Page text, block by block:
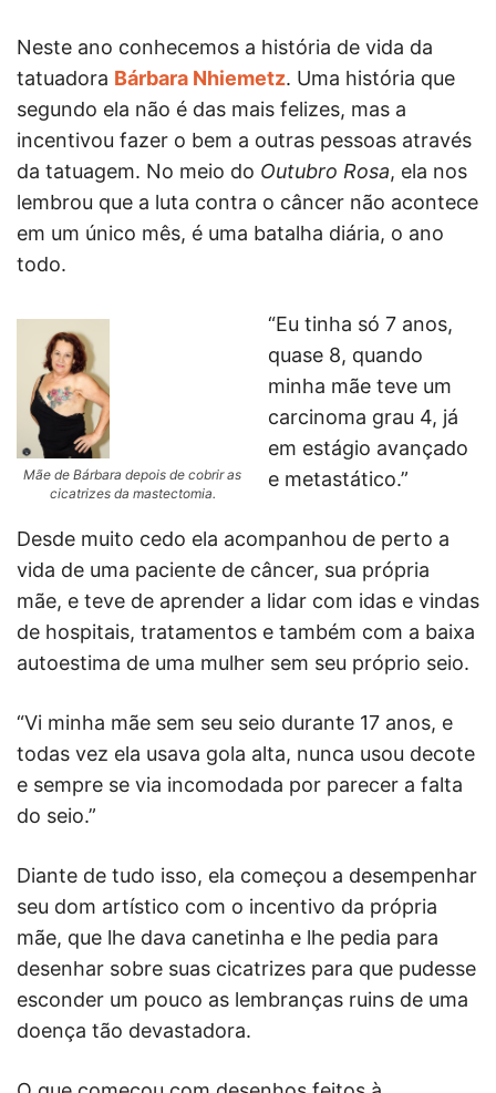
Neste ano conhecemos a história de vida da
tatuadora Bárbara Nhiemetz. Uma história que
segundo ela não é das mais felizes, mas a
incentivou fazer o bem a outras pessoas através
da tatuagem. No meio do Outubro Rosa, ela nos
lembrou que a luta contra o câncer não acontece
em um único mês, é uma batalha diária, o ano
todo.
Mãe de Bárbara depois de cobrir as
cicatrizes da mastectomia.
“Eu tinha só 7 anos,
quase 8, quando
minha mãe teve um
carcinoma grau 4, já
em estágio avançado
e metastático.”
Desde muito cedo ela acompanhou de perto a
vida de uma paciente de câncer, sua própria
mãe, e teve de aprender a lidar com idas e vindas
de hospitais, tratamentos e também com a baixa
autoestima de uma mulher sem seu próprio seio.
“Vi minha mãe sem seu seio durante 17 anos, e
todas vez ela usava gola alta, nunca usou decote
e sempre se via incomodada por parecer a falta
do seio.”
Diante de tudo isso, ela começou a desempenhar
seu dom artístico com o incentivo da própria
mãe, que lhe dava canetinha e lhe pedia para
desenhar sobre suas cicatrizes para que pudesse
esconder um pouco as lembranças ruins de uma
doença tão devastadora.